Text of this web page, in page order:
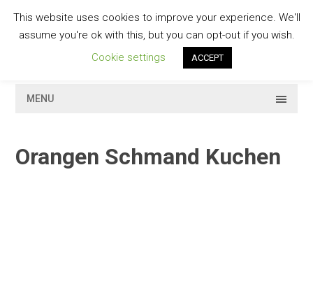
contentGESCHMACKVOLL
MENU
Orangen Schmand Kuchen
This website uses cookies to improve your experience. We'll
assume you're ok with this, but you can opt-out if you wish.
Cookie settings
ACCEPT